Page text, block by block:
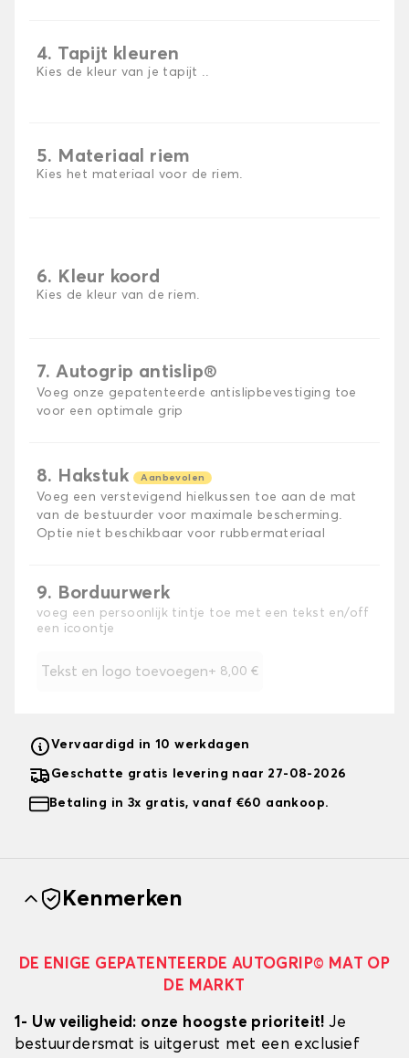
4. Tapijt kleuren
Kies de kleur van je tapijt ..
5. Materiaal riem
Kies het materiaal voor de riem.
6. Kleur koord
Kies de kleur van de riem.
7. Autogrip antislip®
Voeg onze gepatenteerde antislipbevestiging toe
voor een optimale grip
8. Hakstuk Aanbevolen
Voeg een verstevigend hielkussen toe aan de mat
van de bestuurder voor maximale bescherming.
Optie niet beschikbaar voor rubbermateriaal
9. Borduurwerk
voeg een persoonlijk tintje toe met een tekst en/off
een icoontje
Tekst en logo toevoegen+ 8,00 €
Vervaardigd in 10 werkdagen
Geschatte gratis levering naar 27-08-2026
Betaling in 3x gratis, vanaf €60 aankoop.
Kenmerken
DE ENIGE GEPATENTEERDE AUTOGRIP© MAT OP
DE MARKT
1- Uw veiligheid: onze hoogste prioriteit!Je
bestuurdersmat is uitgerust met een exclusief